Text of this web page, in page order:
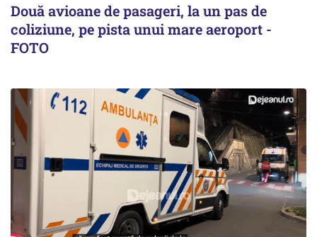
Două avioane de pasageri, la un pas de
coliziune, pe pista unui mare aeroport -
FOTO